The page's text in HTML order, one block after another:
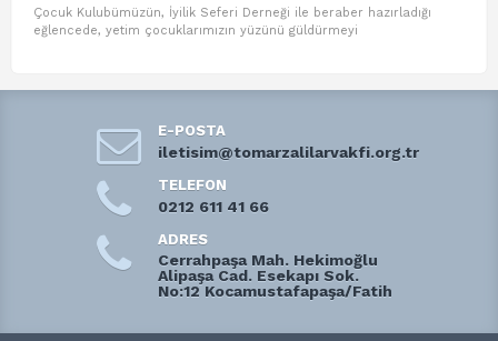
Çocuk Kulubümüzün, İyilik Seferi Derneği ile beraber hazırladığı
eğlencede, yetim çocuklarımızın yüzünü güldürmeyi
E-POSTA
iletisim@tomarzalilarvakfi.org.tr
TELEFON
0212 611 41 66
ADRES
Cerrahpaşa Mah. Hekimoğlu
Alipaşa Cad. Esekapı Sok.
No:12 Kocamustafapaşa/Fatih